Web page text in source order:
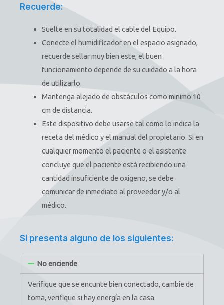
Recuerde:
Suelte en su totalidad el cable del Equipo.
Conecte el humidificador en el espacio asignado,
recuerde sellar muy bien este, el buen
funcionamiento depende de su cuidado a la hora
de utilizarlo.
Mantenga alejado de obstáculos como minimo 10
cm de distancia.
Este dispositivo debe usarse tal como lo indica la
receta del médico y el manual del propietario. Si en
cualquier momento el paciente o el asistente
concluye que el paciente está recibiendo una
cantidad insuficiente de oxígeno, se debe
comunicar de inmediato al proveedor y/o al
médico.
Si presenta alguno de los siguientes:
No enciende
Verifique que se encunte bien conectado, cambie de
toma, verifique si hay energía en la casa.